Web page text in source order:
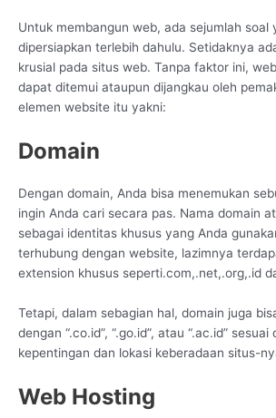
Untuk membangun web, ada sejumlah soal
dipersiapkan terlebih dahulu. Setidaknya
krusial pada situs web. Tanpa faktor ini,
dapat ditemui ataupun dijangkau oleh
elemen website itu yakni:
Domain
Dengan domain, Anda bisa menemukan
ingin Anda cari secara pas. Nama domain
sebagai identitas khusus yang Anda
terhubung dengan website, lazimnya
extension khusus seperti.com,.net,.org,.id
Tetapi, dalam sebagian hal, domain juga
dengan “.co.id”, “.go.id”, atau “.ac.id” sesuai
kepentingan dan lokasi keberadaan situs-
Web Hosting